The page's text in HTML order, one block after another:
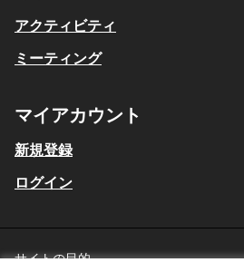
アクティビティ
ミーティング
マイアカウント
新規登録
ログイン
サイトの目的